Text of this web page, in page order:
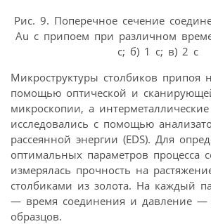
Рис. 9. Поперечное сечение
Au с припоем при различном
с; б) 1 с; в) 2 с
Микроструктуры столбиков припоя
помощью оптической и
микроскопии, а
исследовались с помощью
рассеянной энергии (EDS). Для
оптимальных параметров процесса
измерялась прочность на
столбиками из золота. На каждый
— время соединения и давление —
образцов.